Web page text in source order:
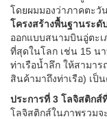
โดยผมมองว่าภาคตะวั
โครงสร้างพื้นฐานระดั
ออกแบบสนามบินอู่ตะเ
ที่สุดในโลก เช่น 15 น
ท่าเรือน้ำลึก ให้สามา
สินค้ามาถึงท่าเรือ) เป็
ประการที่ 3 โลจิสติกส์
โลจิสติกส์ในภาพรวมจ